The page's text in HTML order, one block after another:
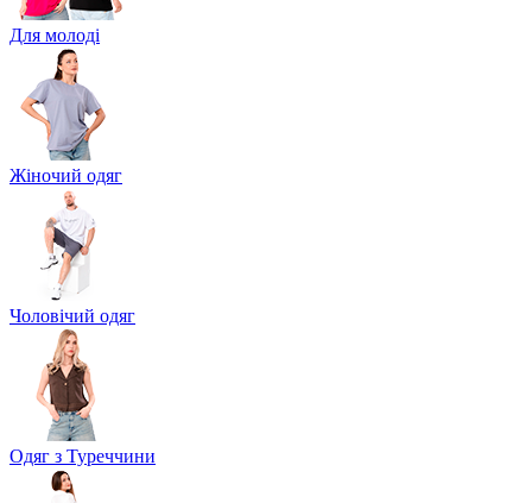
Для молоді
Жіночий одяг
Чоловічий одяг
Одяг з Туреччини